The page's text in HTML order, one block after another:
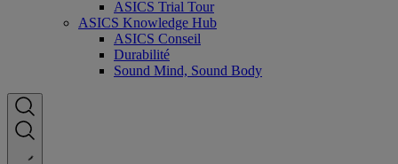
ASICS Trial Tour
ASICS Knowledge Hub
ASICS Conseil
Durabilité
Sound Mind, Sound Body